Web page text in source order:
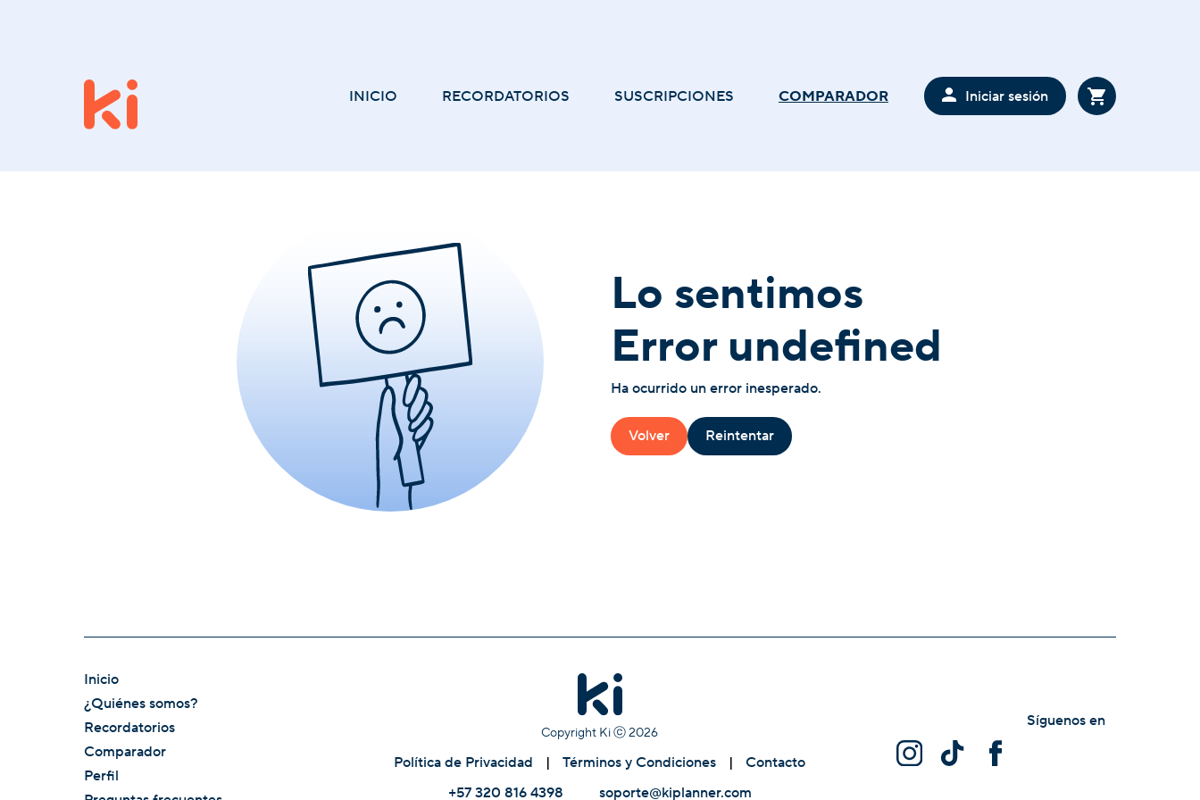
INICIO RECORDATORIOS SUSCRIPCIONES COMPARADOR Iniciar sesión
Lo sentimos
Error undefined
Ha ocurrido un error inesperado.
Volver Reintentar
Inicio
¿Quiénes somos?
Recordatorios
Comparador
Perfil
Copyright Ki ⓒ2026
Política de Privacidad | Términos y Condiciones |
Contacto
+57 320 816 4398
soporte@kiplanner.com
Síguenos en